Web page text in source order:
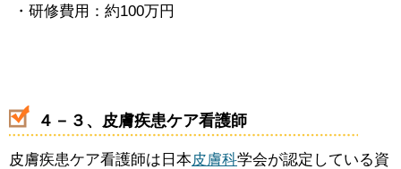
・研修費用：約100万円
４－３、皮膚疾患ケア看護師
皮膚疾患ケア看護師は日本皮膚科学会が認定している資